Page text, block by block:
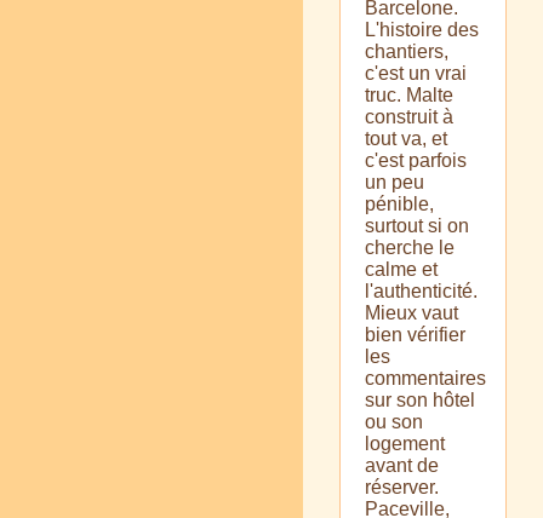
Barcelone.
L'histoire des
chantiers,
c'est un vrai
truc. Malte
construit à
tout va, et
c'est parfois
un peu
pénible,
surtout si on
cherche le
calme et
l'authenticité.
Mieux vaut
bien vérifier
les
commentaires
sur son hôtel
ou son
logement
avant de
réserver.
Paceville,